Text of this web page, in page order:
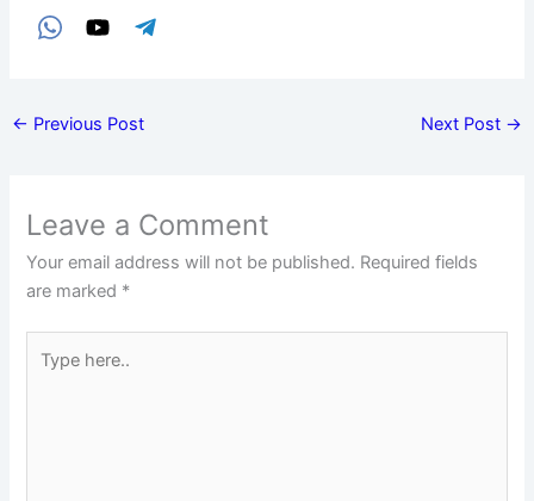
← Previous Post Next Post →
Leave a Comment
Your email address will not be published. Required fields
are marked *
here..